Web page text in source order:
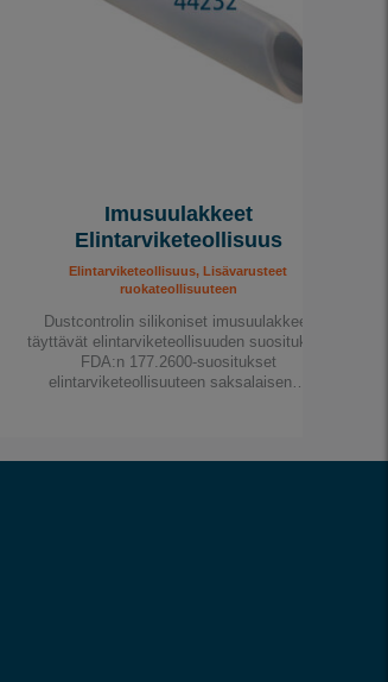
Imusuulakkeet
Elintarviketeollisuus
Elintarviketeollisuus, Lisävarusteet
ruokateollisuuteen
Dustcontrolin silikoniset imusuulakkeet
täyttävät elintarviketeollisuuden suositukset
FDA:n 177.2600-suositukset
elintarviketeollisuuteen saksalaisen…